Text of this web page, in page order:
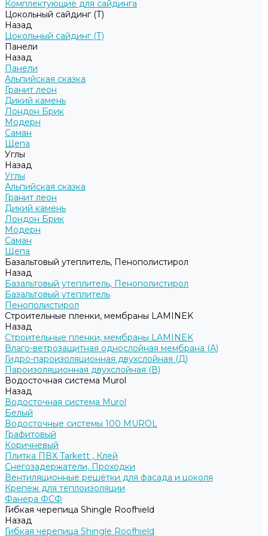
Комплектующие для сайдинга
Цокольный сайдинг (Т)
Назад
Цокольный сайдинг (Т)
Панели
Назад
Панели
Альпийская сказка
Гранит леон
Дикий камень
Лондон Брик
Модерн
Саман
Щепа
Углы
Назад
Углы
Альпийская сказка
Гранит леон
Дикий камень
Лондон Брик
Модерн
Саман
Щепа
Базальтовый утеплитель, Пенополистирол
Назад
Базальтовый утеплитель, Пенополистирол
Базальтовый утеплитель
Пенополистирол
Строительные пленки, мембраны LAMINEK
Назад
Строительные пленки, мембраны LAMINEK
Влаго-ветрозащитная однослойная мембрана (А)
Гидро-пароизоляционная двухслойная (Д)
Пароизоляционная двухслойная (В)
Водосточная система Murol
Назад
Водосточная система Murol
Белый
Водосточные системы 100 MUROL
Графитовый
Коричневый
Плитка ПВХ Tarkett , Клей
Снегозадержатели, Проходки
Вентиляционные решётки для фасада и цоколя
Крепеж для теплоизоляции
Фанера ФСФ
Гибкая черепица Shingle Roofhield
Назад
Гибкая черепица Shingle Roofhield